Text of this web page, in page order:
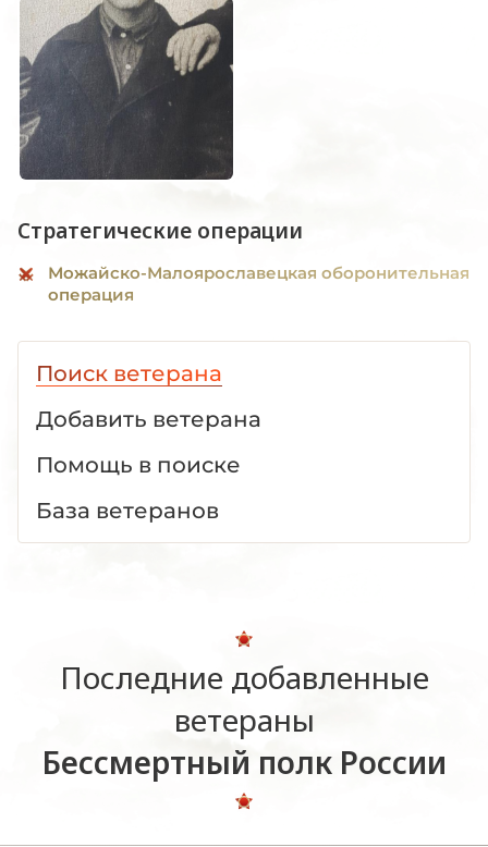
Стратегические операции
Можайско-Малоярославецкая оборонительная
операция
Поиск ветерана
Добавить ветерана
Помощь в поиске
База ветеранов
Последние добавленные
ветераны
Бессмертный полк России